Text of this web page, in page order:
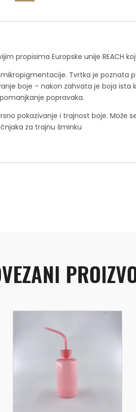
propisima Europske unije REACH
Tvrtka je poznata
boje – nakon zahvata je boja
popravaka.
pokazivanje i trajnost boje.
za trajnu šminku